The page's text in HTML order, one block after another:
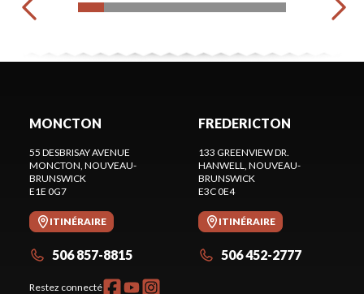
MONCTON
55 DESBRISAY AVENUE
MONCTON , NOUVEAU-
BRUNSWICK
E1E 0G7
ITINÉRAIRE
506 857-8815
Restez connecté
FREDERICTON
133 GREENVIEW DR.
HANWELL , NOUVEAU-
BRUNSWICK
E3C 0E4
ITINÉRAIRE
506 452-2777